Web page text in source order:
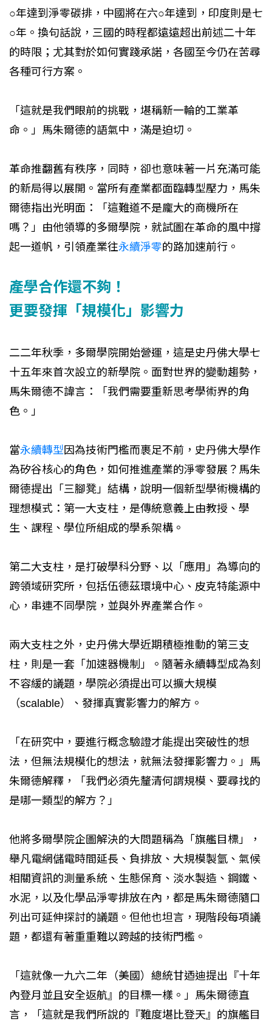
○年達到淨零碳排，中國將在六○年達到，印度則是七
○年。換句話說，三國的時程都遠遠超出前述二十年
的時限；尤其對於如何實踐承諾，各國至今仍在苦尋
各種可行方案。
「這就是我們眼前的挑戰，堪稱新一輪的工業革
命。」馬朱爾德的語氣中，滿是迫切。
革命推翻舊有秩序，同時，卻也意味著一片充滿可能
的新局得以展開。當所有產業都面臨轉型壓力，馬朱
爾德指出光明面：「這難道不是龐大的商機所在
嗎？」由他領導的多爾學院，就試圖在革命的風中撐
起一道帆，引領產業往永續淨零的路加速前行。
產學合作還不夠！
更要發揮「規模化」影響力
二二年秋季，多爾學院開始營運，這是史丹佛大學七
十五年來首次設立的新學院。面對世界的變動趨勢，
馬朱爾德不諱言：「我們需要重新思考學術界的角
色。」
當永續轉型因為技術門檻而裹足不前，史丹佛大學作
為矽谷核心的角色，如何推進產業的淨零發展？馬朱
爾德提出「三腳凳」結構，說明一個新型學術機構的
理想模式：第一大支柱，是傳統意義上由教授、學
生、課程、學位所組成的學系架構。
第二大支柱，是打破學科分野、以「應用」為導向的
跨領域研究所，包括伍德茲環境中心、皮克特能源中
心，串連不同學院，並與外界產業合作。
兩大支柱之外，史丹佛大學近期積極推動的第三支
柱，則是一套「加速器機制」。隨著永續轉型成為刻
不容緩的議題，學院必須提出可以擴大規模
（scalable）、發揮真實影響力的解方。
「在研究中，要進行概念驗證才能提出突破性的想
法，但無法規模化的想法，就無法發揮影響力。」馬
朱爾德解釋，「我們必須先釐清何謂規模、要尋找的
是哪一類型的解方？」
他將多爾學院企圖解決的大問題稱為「旗艦目標」，
舉凡電網儲電時間延長、負排放、大規模製氫、氣候
相關資訊的測量系統、生態保育、淡水製造、鋼鐵、
水泥，以及化學品淨零排放在內，都是馬朱爾德隨口
列出可延伸探討的議題。但他也坦言，現階段每項議
題，都還有著重重難以跨越的技術門檻。
「這就像一九六二年（美國）總統甘迺迪提出『十年
內登月並且安全返航』的目標一樣。」馬朱爾德直
言，「這就是我們所說的『難度堪比登天』的旗艦目